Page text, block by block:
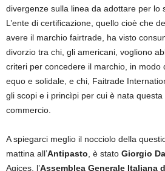
divergenze sulla linea da adottare per lo
L’ente di certificazione, quello cioè che
avere il marchio fairtrade, ha visto
divorzio tra chi, gli americani, vogliono
criteri per concedere il marchio, in modo
equo e solidale, e chi, Faitrade
gli scopi e i princìpi per cui è nata
commercio.
A spiegarci meglio il nocciolo della
mattina all’Antipasto , è stato Giorgio
Agices, l’Assemblea Generale Italiana